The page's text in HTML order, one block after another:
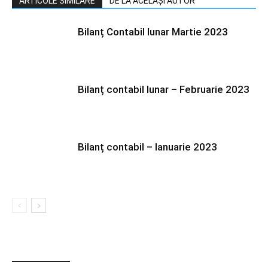
Bilanț Contabil lunar Martie 2023
Bilanț contabil lunar – Februarie 2023
Bilanț contabil – Ianuarie 2023